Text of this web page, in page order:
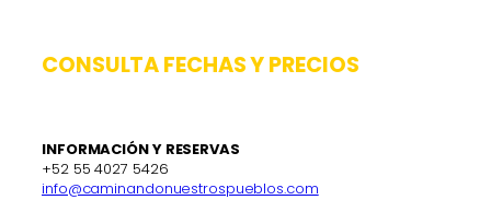
CONSULTA FECHAS Y PRECIOS
INFORMACIÓN Y RESERVAS
+52 55 4027 5426
info@caminandonuestrospueblos.com